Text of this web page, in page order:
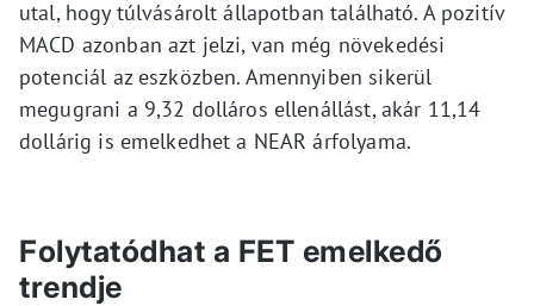
utal, hogy túlvásárolt állapotban található. A pozitív
MACD azonban azt jelzi, van még növekedési
potenciál az eszközben. Amennyiben sikerül
megugrani a 9,32 dolláros ellenállást, akár 11,14
dollárig is emelkedhet a NEAR árfolyama.
Folytatódhat a FET emelkedő
trendje